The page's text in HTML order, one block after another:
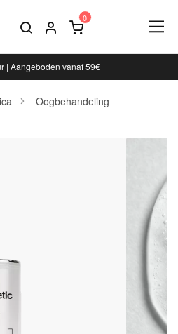
| Aangeboden vanaf 59€
Oogbehandeling